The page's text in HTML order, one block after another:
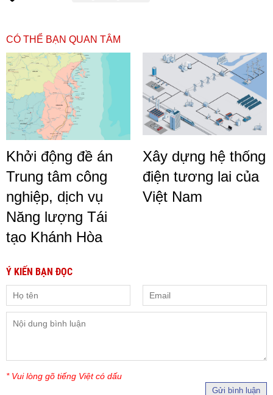
CÓ THỂ BẠN QUAN TÂM
Khởi động đề án
Trung tâm công
nghiệp, dịch vụ
Năng lượng Tái
tạo Khánh Hòa
Xây dựng hệ thống
điện tương lai của
Việt Nam
Ý KIẾN BẠN ĐỌC
* Vui lòng gõ tiếng Việt có dấu
Gửi bình luận